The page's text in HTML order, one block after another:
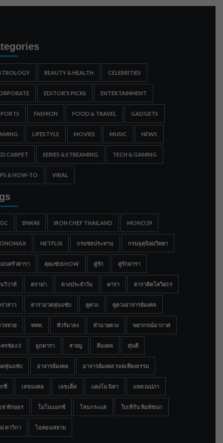
BEAUTY & HEALTH CELEBRITIES
EDITOR'S PICKS ENTERTAINMENT
FASHION FOOD & TRAVEL GADGETS
LIFESTYLE MOVIES MUSIC NEWS
CARPET SERIES & STREAMING TECH & GAMING
& HOW-TO VIRAL
BNK48 IRON CHEF THAILAND MONO29
NETFLIX กรมชลประทาน กรมอุตุนิยมวิทยา
บครัวดารา คุยแซ่บSHOW คู่รัก คู่รักดารา
วิวาห์ ดราม่า ดวงประจำวัน ดารา ดาราติดโควิด19
าสาว ดาราอวดหุ่นแซ่บ ดูดวง ดูดวงอาจารย์มงคล
จหวย ททท. ทัวร์มาลง ทำนายดวง พยากรณ์อากาศ
รช่อง 3 ลูกดารา สายมู สีมงคล หุ่นดี
ดหุ่นแซ่บ อาจารย์มงคล อาจารย์มงคล รอดเที่ยงธรรม
ซี่ เลขมงคล เลขเด็ด แตงโม นิดา แพท ณปภา
ฟ ทักษอร โมโนแมกซ์ โหนกระแส ใบเฟิร์น พิมพ์ชนก
ดาวิกา ไอคอนสยาม